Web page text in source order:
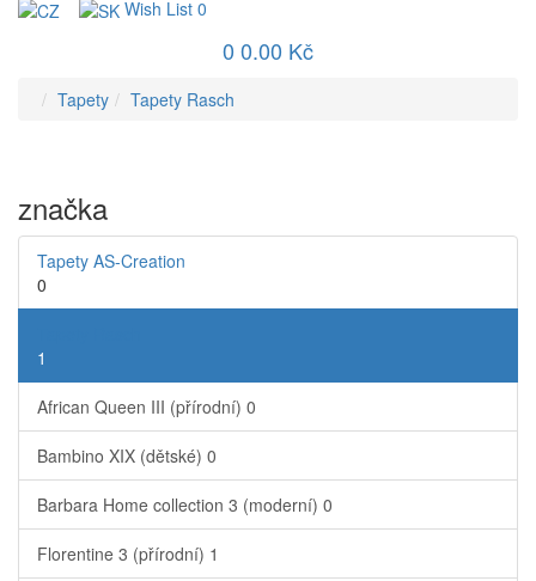
Wish List 0
0 0.00 Kč
Tapety Tapety Rasch
značka
Tapety AS-Creation
0
1
African Queen III (přírodní) 0
Bambino XIX (dětské) 0
Barbara Home collection 3 (moderní) 0
Florentine 3 (přírodní) 1